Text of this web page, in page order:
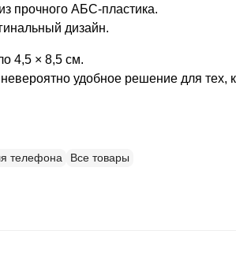
прочного АБС-пластика.
дизайн.
4,5 × 8,5 см.
удобное решение для тех,
телефона
Все товары